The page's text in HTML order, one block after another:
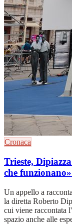
Cronaca
Trieste,
che
Un appello a
la diretta Roberto
cui viene raccontata
spazio anche alle